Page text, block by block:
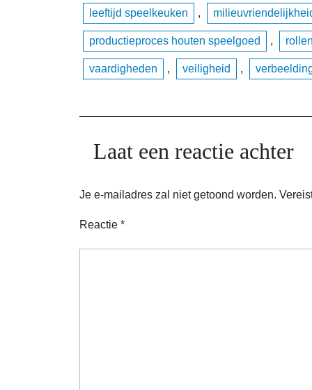
leeftijd speelkeuken ,
productieproces houten speelgoed ,
vaardigheden , veiligheid ,
Laat een reactie achter
Je e-mailadres zal niet getoond worden.
Reactie *